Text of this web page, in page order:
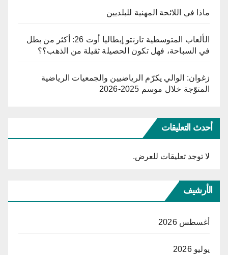
ماذا في اللائحة المهنية للبلديين
الألعاب المتوسطية تارنتو إيطاليا أوت 26: أكثر من بطل
في السباحة، فهل تكون الحصيلة ثقيلة من الذهب؟؟
زغوان: الوالي يكرّم الرياضيين والجمعيات الرياضية
المتوّجة خلال موسم 2025-2026
أحدث التعليقات
لا توجد تعليقات للعرض.
الأرشيف
أغسطس 2026
يوليو 2026